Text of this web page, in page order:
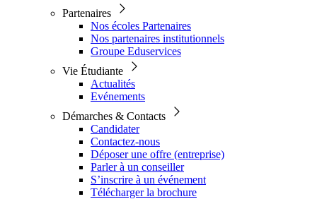
Partenaires
Nos écoles Partenaires
Nos partenaires institutionnels
Groupe Eduservices
Vie Étudiante
Actualités
Evénements
Démarches & Contacts
Candidater
Contactez-nous
Déposer une offre (entreprise)
Parler à un conseiller
S’inscrire à un événement
Télécharger la brochure